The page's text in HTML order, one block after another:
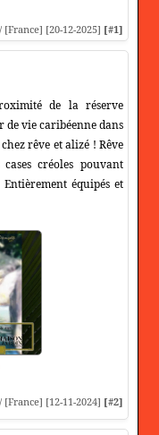
[France] [20-12-2025] [#1]
de la réserve
vie caribéenne dans
rêve et alizé ! Rêve
créoles pouvant
équipés et
[France] [12-11-2024] [#2]